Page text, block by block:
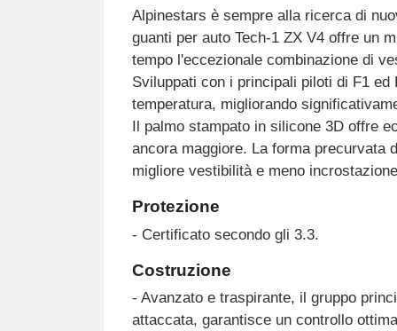
Alpinestars è sempre alla ricerca di
guanti per auto Tech-1 ZX V4 offre un
tempo l'eccezionale combinazione di
Sviluppati con i principali piloti di F1
temperatura, migliorando
Il palmo stampato in silicone 3D offre
ancora maggiore. La forma precurvata
migliore vestibilità e meno
Protezione
- Certificato secondo gli 3.3.
Costruzione
- Avanzato e traspirante, il gruppo
attaccata, garantisce un controllo